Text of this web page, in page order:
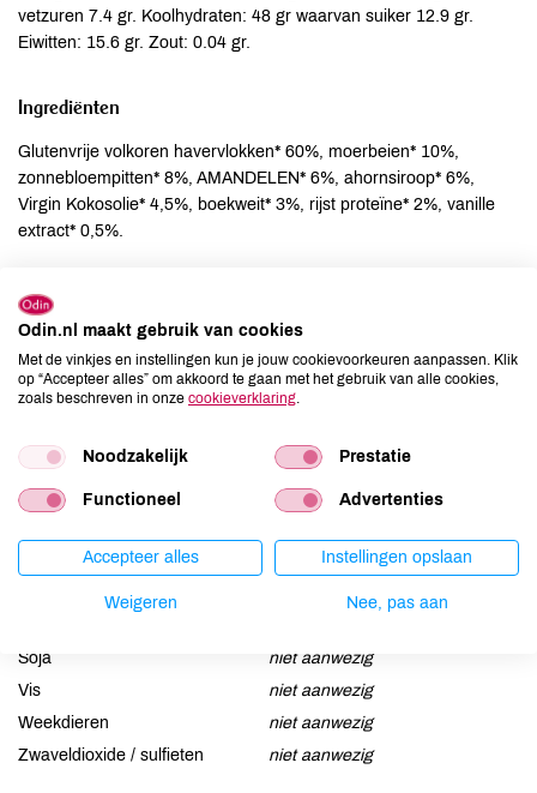
vetzuren 7.4 gr. Koolhydraten: 48 gr waarvan suiker 12.9 gr.
Eiwitten: 15.6 gr. Zout: 0.04 gr.
Ingrediënten
Glutenvrije volkoren havervlokken* 60%, moerbeien* 10%,
zonnebloempitten* 8%, AMANDELEN* 6%, ahornsiroop* 6%,
Virgin Kokosolie* 4,5%, boekweit* 3%, rijst proteïne* 2%, vanille
extract* 0,5%.
Allergenen
Aardnoten
niet aanwezig
Ei
niet aanwezig
Gluten
niet aanwezig
Lupine
niet aanwezig
Mosterd
niet aanwezig
Schaaldieren
niet aanwezig
niet aanwezig
Soja
niet aanwezig
Vis
niet aanwezig
Weekdieren
niet aanwezig
Zwaveldioxide / sulfieten
niet aanwezig
Odin.nl maakt gebruik van cookies
Met de vinkjes en instellingen kun je jouw cookievoorkeuren aanpassen. Klik
op “Accepteer alles” om akkoord te gaan met het gebruik van alle cookies,
zoals beschreven in onze cookieverklaring
Noodzakelijk Prestatie
Functioneel Advertenties
Accepteer alles Instellingen opslaan
Weigeren Nee, pas aan